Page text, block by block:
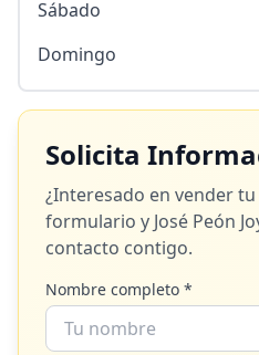
Sábado
Domingo
Solicita
¿Interesado en vender
formulario y José Peón
contacto contigo.
Nombre completo *